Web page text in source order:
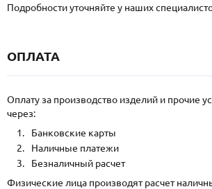
Подробности уточняйте у наших
ОПЛАТА
Оплату за производство изделий и прочие
через:
Банковские карты
Наличные платежи
Безналичный расчет
Физические лица производят расчет